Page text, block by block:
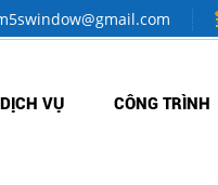
DỊCH VỤ CÔNG TRÌNH